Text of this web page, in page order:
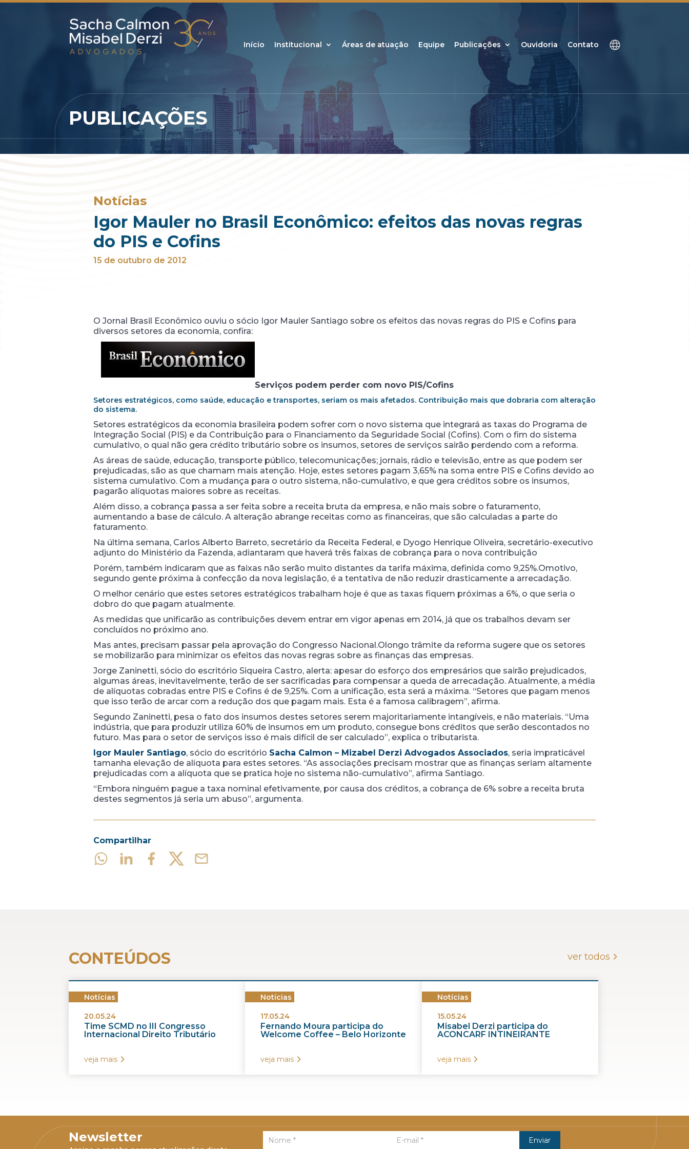
Início Institucional Áreas de atuação Equipe Publicações Ouvidoria Contato
PUBLICAÇÕES
Notícias
Igor Mauler no Brasil Econômico: efeitos das novas regras
do PIS e Cofins
15 de outubro de 2012
O Jornal Brasil Econômico ouviu o sócio Igor Mauler Santiago sobre os efeitos das novas regras do PIS e Cofins para
diversos setores da economia, confira:
Serviços podem perder com novo PIS/Cofins
Setores estratégicos, como saúde, educação e transportes, seriam os mais afetados. Contribuição mais que dobraria com alteração
do sistema.
Setores estratégicos da economia brasileira podem sofrer com o novo sistema que integrará as taxas do Programa de
Integração Social (PIS) e da Contribuição para o Financiamento da Seguridade Social (Cofins). Com o fim do sistema
cumulativo, o qual não gera crédito tributário sobre os insumos, setores de serviços sairão perdendo com a reforma.
As áreas de saúde, educação, transporte público, telecomunicações; jornais, rádio e televisão, entre as que podem ser
prejudicadas, são as que chamam mais atenção. Hoje, estes setores pagam 3,65% na soma entre PIS e Cofins devido ao
sistema cumulativo. Com a mudança para o outro sistema, não-cumulativo, e que gera créditos sobre os insumos,
pagarão alíquotas maiores sobre as receitas.
Além disso, a cobrança passa a ser feita sobre a receita bruta da empresa, e não mais sobre o faturamento,
aumentando a base de cálculo. A alteração abrange receitas como as financeiras, que são calculadas a parte do
faturamento.
Na última semana, Carlos Alberto Barreto, secretário da Receita Federal, e Dyogo Henrique Oliveira, secretário-executivo
adjunto do Ministério da Fazenda, adiantaram que haverá três faixas de cobrança para o nova contribuição
Porém, também indicaram que as faixas não serão muito distantes da tarifa máxima, definida como 9,25%.Omotivo,
segundo gente próxima à confecção da nova legislação, é a tentativa de não reduzir drasticamente a arrecadação.
O melhor cenário que estes setores estratégicos trabalham hoje é que as taxas fiquem próximas a 6%, o que seria o
dobro do que pagam atualmente.
As medidas que unificarão as contribuições devem entrar em vigor apenas em 2014, já que os trabalhos devam ser
concluídos no próximo ano.
Mas antes, precisam passar pela aprovação do Congresso Nacional.Olongo trâmite da reforma sugere que os setores
se mobilizarão para minimizar os efeitos das novas regras sobre as finanças das empresas.
Jorge Zaninetti, sócio do escritório Siqueira Castro, alerta: apesar do esforço dos empresários que sairão prejudicados,
algumas áreas, inevitavelmente, terão de ser sacrificadas para compensar a queda de arrecadação. Atualmente, a média
de alíquotas cobradas entre PIS e Cofins é de 9,25%. Com a unificação, esta será a máxima. “Setores que pagam menos
que isso terão de arcar com a redução dos que pagam mais. Esta é a famosa calibragem”, afirma.
Segundo Zaninetti, pesa o fato dos insumos destes setores serem majoritariamente intangíveis, e não materiais. “Uma
indústria, que para produzir utiliza 60% de insumos em um produto, consegue bons créditos que serão descontados no
futuro. Mas para o setor de serviços isso é mais difícil de ser calculado”, explica o tributarista.
Igor Mauler Santiago, sócio do escritório Sacha Calmon – Mizabel Derzi Advogados Associados, seria impraticável
tamanha elevação de alíquota para estes setores. “As associações precisam mostrar que as finanças seriam altamente
prejudicadas com a alíquota que se pratica hoje no sistema não-cumulativo”, afirma Santiago.
“Embora ninguém pague a taxa nominal efetivamente, por causa dos créditos, a cobrança de 6% sobre a receita bruta
destes segmentos já seria um abuso”, argumenta.
Compartilhar
CONTEÚDOS ver todos
Notícias
20.05.24
Time SCMD no III Congresso
Internacional Direito Tributário
veja mais
Notícias
17.05.24
Fernando Moura participa do
Welcome Coffee – Belo Horizonte
veja mais
Notícias
15.05.24
Misabel Derzi participa do
ACONCARF INTINEIRANTE
veja mais
Newsletter